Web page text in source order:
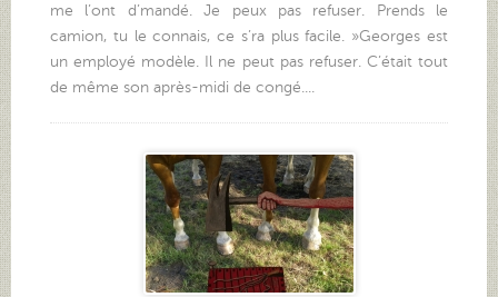
me l’ont d’mandé. Je peux pas refuser. Prends le
camion, tu le connais, ce s’ra plus facile. »Georges est
un employé modèle. Il ne peut pas refuser. C’était tout
de même son après-midi de congé....